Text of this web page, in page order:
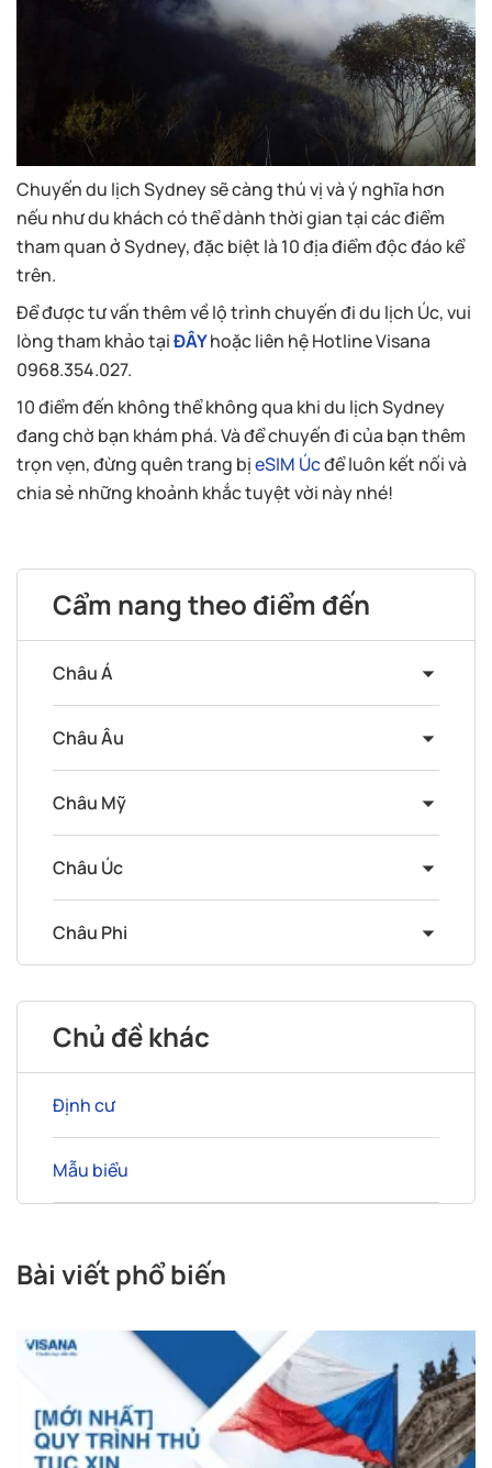
Chuyến du lịch Sydney sẽ càng thú vị và ý nghĩa hơn
nếu như du khách có thể dành thời gian tại các điểm
tham quan ở Sydney, đặc biệt là 10 địa điểm độc đáo kể
trên.
Để được tư vấn thêm về lộ trình chuyến đi du lịch Úc, vui
lòng tham khảo tạiĐÂYhoặc liên hệ Hotline Visana
0968.354.027.
10 điểm đến không thể không qua khi du lịch Sydney
đang chờ bạn khám phá. Và để chuyến đi của bạn thêm
trọn vẹn, đừng quên trang bịeSIM Úcđể luôn kết nối và
chia sẻ những khoảnh khắc tuyệt vời này nhé!
Cẩm nang theo điểm đến
Châu Á
Châu Âu
Châu Mỹ
Châu Úc
Châu Phi
Chủ đề khác
Định cư
Mẫu biểu
Bài viết phổ biến